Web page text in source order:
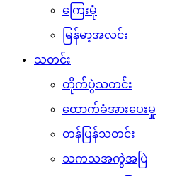
ကြေးမုံ
မြန်မာ့အလင်း
သတင်း
တိုက်ပွဲသတင်း
ထောက်ခံအားပေးမှု
တန်ပြန်သတင်း
သကသအကွဲအပြဲ